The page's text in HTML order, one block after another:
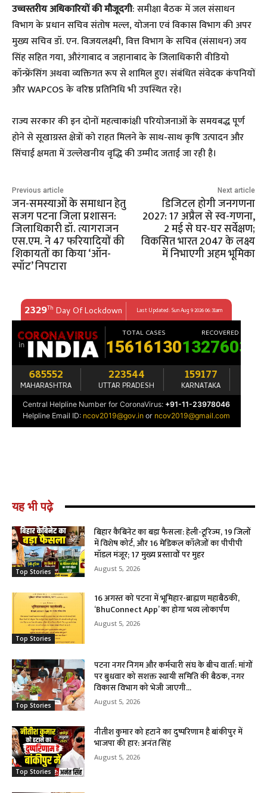
उच्चस्तरीय अधिकारियों की मौजूदगी: समीक्षा बैठक में जल संसाधन
विभाग के प्रधान सचिव संतोष मल्ल, योजना एवं विकास विभाग की अपर
मुख्य सचिव डॉ. एन. विजयलक्ष्मी, वित्त विभाग के सचिव (संसाधन) जय
सिंह सहित गया, औरंगाबाद व जहानाबाद के जिलाधिकारी वीडियो
कॉन्फ्रेंसिंग अथवा व्यक्तिगत रूप से शामिल हुए। संबंधित संवेदक कंपनियों
और WAPCOS के वरिष्ठ प्रतिनिधि भी उपस्थित रहे।
राज्य सरकार की इन दोनों महत्वाकांक्षी परियोजनाओं के समयबद्ध पूर्ण
होने से सूखाग्रस्त क्षेत्रों को राहत मिलने के साथ-साथ कृषि उत्पादन और
सिंचाई क्षमता में उल्लेखनीय वृद्धि की उम्मीद जताई जा रही है।
Previous article
जन-समस्याओं के समाधान हेतु
सजग पटना जिला प्रशासन:
जिलाधिकारी डॉ. त्यागराजन
एस.एम. ने 47 फरियादियों की
शिकायतों का किया ‘ऑन-
स्पॉट’ निपटारा
Next article
डिजिटल होगी जनगणना
2027: 17 अप्रैल से स्व-गणना,
2 मई से घर-घर सर्वेक्षण;
विकसित भारत 2047 के लक्ष्य
में निभाएगी अहम भूमिका
यह भी पढ़े
Top Stories
बिहार कैबिनेट का बड़ा फैसला: हेली-टूरिज्म, 19 जिलों
में विशेष कोर्ट, और 16 मेडिकल कॉलेजों का पीपीपी
मॉडल मंजूर; 17 मुख्य प्रस्तावों पर मुहर
August 5, 2026
Top Stories
16 अगस्त को पटना में भूमिहार-ब्राह्मण महाबैठकी,
‘BhuConnect App’ का होगा भव्य लोकार्पण
August 5, 2026
Top Stories
पटना नगर निगम और कर्मचारी संघ के बीच वार्ता: मांगों
पर बुधवार को सशक्त स्थायी समिति की बैठक, नगर
विकास विभाग को भेजी जाएगी...
August 5, 2026
Top Stories
नीतीश कुमार को हटाने का दुष्परिणाम है बांकीपुर में
भाजपा की हार: अनंत सिंह
August 5, 2026